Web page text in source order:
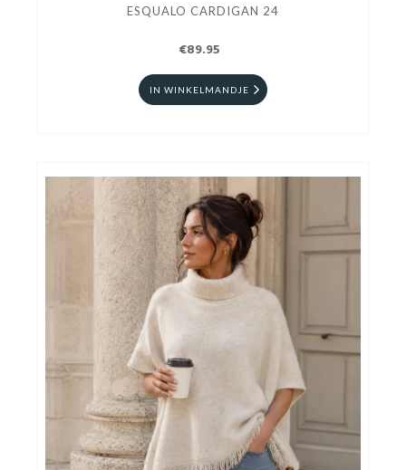
ESQUALO CARDIGAN 24
€89.95
IN WINKELMANDJE